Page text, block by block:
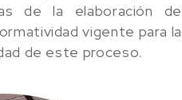
de la elaboración de
vigente para la
de este proceso.